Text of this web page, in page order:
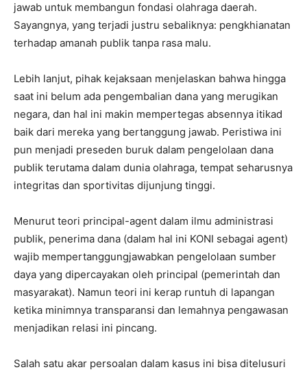
jawab untuk membangun fondasi olahraga daerah.
Sayangnya, yang terjadi justru sebaliknya: pengkhianatan
terhadap amanah publik tanpa rasa malu.
Lebih lanjut, pihak kejaksaan menjelaskan bahwa hingga
saat ini belum ada pengembalian dana yang merugikan
negara, dan hal ini makin mempertegas absennya itikad
baik dari mereka yang bertanggung jawab. Peristiwa ini
pun menjadi preseden buruk dalam pengelolaan dana
publik terutama dalam dunia olahraga, tempat seharusnya
integritas dan sportivitas dijunjung tinggi.
Menurut teori principal-agent dalam ilmu administrasi
publik, penerima dana (dalam hal ini KONI sebagai agent)
wajib mempertanggungjawabkan pengelolaan sumber
daya yang dipercayakan oleh principal (pemerintah dan
masyarakat). Namun teori ini kerap runtuh di lapangan
ketika minimnya transparansi dan lemahnya pengawasan
menjadikan relasi ini pincang.
Salah satu akar persoalan dalam kasus ini bisa ditelusuri